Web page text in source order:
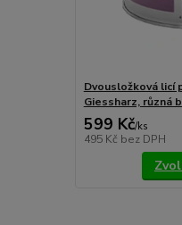
Dvousložková licí
Giessharz, různá
599 Kč/ks
495 Kč bez DPH